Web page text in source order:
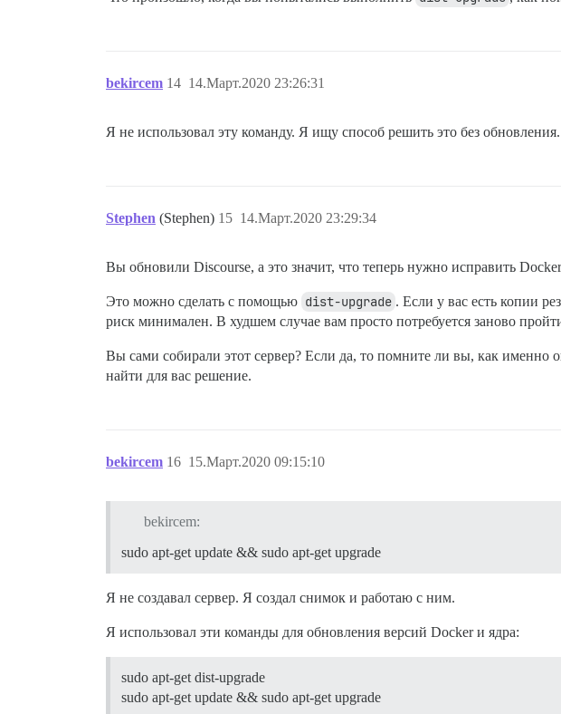
bekircem 14.Март.2020 23:26:31
14
Я не использовал эту команду. Я ищу способ решить это без
Stephen (Stephen) 14.Март.2020 23:29:34
15
Вы обновили Discourse, а это значит, что теперь нужно исправить
Это можно сделать с помощью dist-upgrade . Если у вас есть копии
риск минимален. В худшем случае вам просто потребуется заново
Вы сами собирали этот сервер? Если да, то помните ли вы, как
найти для вас решение.
bekircem 15.Март.2020 09:15:10
16
bekircem:
sudo apt-get update && sudo apt-get upgrade
Я не создавал сервер. Я создал снимок и работаю с ним.
Я использовал эти команды для обновления версий Docker и ядра:
sudo apt-get dist-upgrade
sudo apt-get update && sudo apt-get upgrade